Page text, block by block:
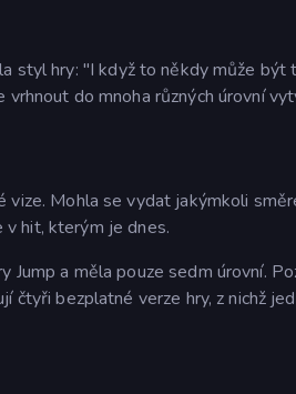
styl hry: "I když to někdy může být
do mnoha různých úrovní
Mohla se vydat jakýmkoli
v hit, kterým je dnes.
Jump a měla pouze sedm úrovní.
bezplatné verze hry, z nichž